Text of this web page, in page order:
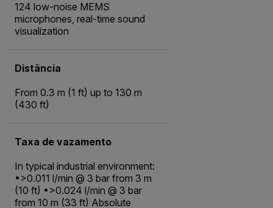
124 low-noise MEMS
microphones, real-time sound
visualization
Distância
From 0.3 m (1 ft) up to 130 m
(430 ft)
Taxa de vazamento
In typical industrial environment:
•>0.011 l/min @ 3 bar from 3 m
(10 ft) •>0.024 l/min @ 3 bar
from 10 m (33 ft) Absolute